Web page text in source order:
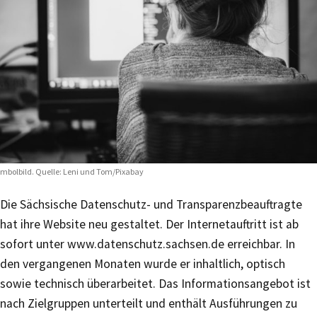
Quelle: Leni und Tom/Pixabay
Die Sächsische Datenschutz- und Transparenzbeauftragte
hat ihre Website neu gestaltet. Der Internetauftritt ist ab
sofort unter www.datenschutz.sachsen.de erreichbar. In
den vergangenen Monaten wurde er inhaltlich, optisch
sowie technisch überarbeitet. Das Informationsangebot ist
nach Zielgruppen unterteilt und enthält Ausführungen zu